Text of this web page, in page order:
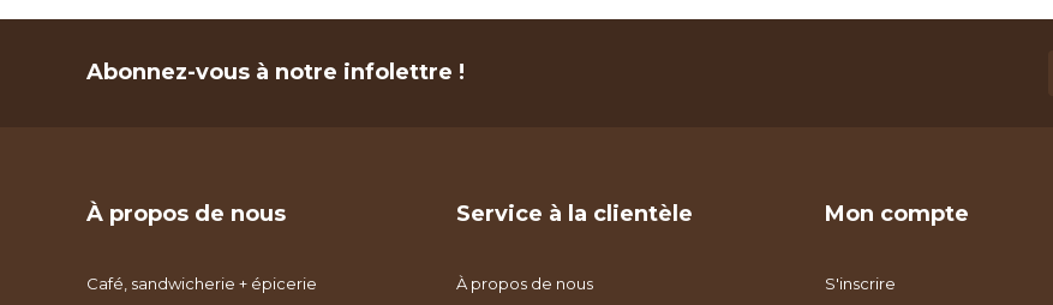
Abonnez-vous à notre infolettre !
À propos de nous
Café, sandwicherie + épicerie
Service à la clientèle
À propos de nous
Mon compte
S'inscrire